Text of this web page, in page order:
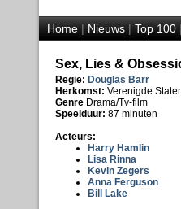
Home|Nieuws|Top 100
Sex, Lies &
Regie: Douglas Barr
Herkomst: Verenigde
Genre Drama/Tv-film
Speelduur: 87 minuten
Acteurs:
Harry Hamlin
Lisa Rinna
Kevin Zegers
Anna Ferguson
Bill Lake